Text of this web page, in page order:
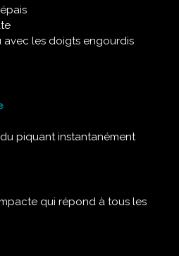
avec les doigts engourdis
piquant instantanément
qui répond à tous les